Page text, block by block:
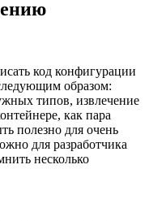
код конфигурации
образом:
типов, извлечение
как пара
полезно для очень
для разработчика
несколько